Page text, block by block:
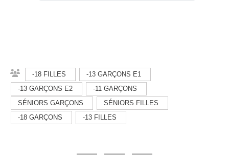
-18 FILLES
-13 GARÇONS E1
-13 GARÇONS E2
-11 GARÇONS
SÉNIORS GARÇONS
SÉNIORS FILLES
-18 GARÇONS
-13 FILLES